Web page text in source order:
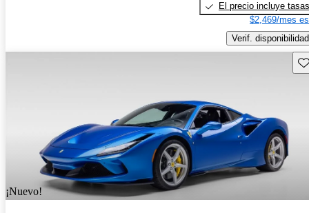
El precio incluye tasas
$2,469/mes
Verif. disponibilidad
¡Nuevo!